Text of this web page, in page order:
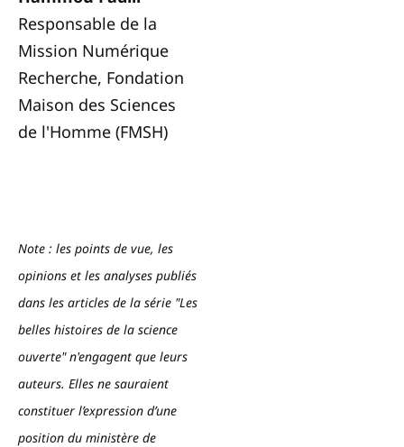
Responsable de la
Mission Numérique
Recherche, Fondation
Maison des Sciences
de l'Homme (FMSH)
Note : les points de vue, les
opinions et les analyses publiés
dans les articles de la série "Les
belles histoires de la science
ouverte" n'engagent que leurs
auteurs. Elles ne sauraient
constituer l’expression d’une
position du ministère de